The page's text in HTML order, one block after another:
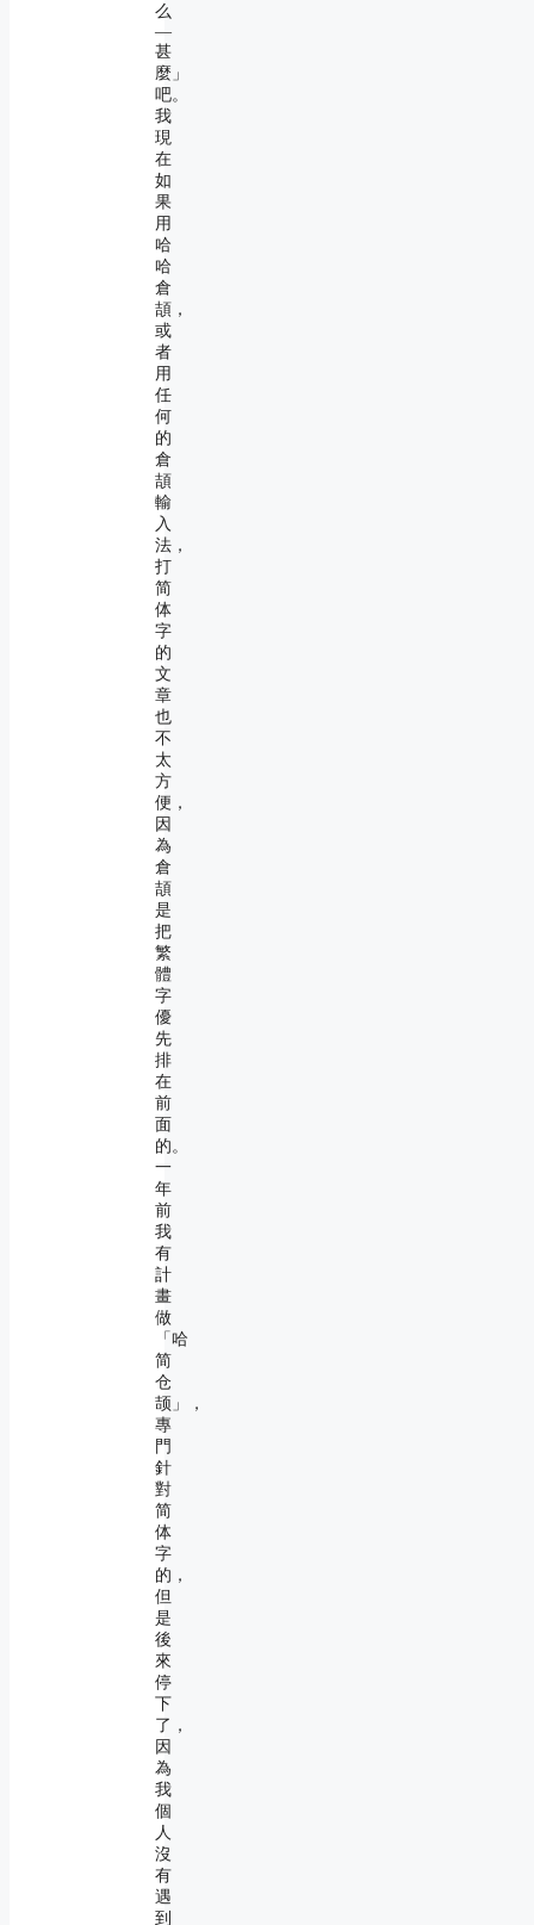
么
―
甚
麼」
吧。
我
現
在
如
果
用
哈
哈
倉
頡，
或
者
用
任
何
的
倉
頡
輸
入
法，
打
简
体
字
的
文
章
也
不
太
方
便，
因
為
倉
頡
是
把
繁
體
字
優
先
排
在
前
面
的。
一
年
前
我
有
計
畫
做
「哈
简
仓
颉」，
專
門
針
對
简
体
字
的，
但
是
後
來
停
下
了，
因
為
我
個
人
沒
有
遇
到